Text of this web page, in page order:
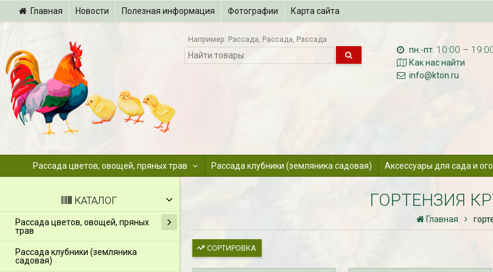
Главная Новости Полезная информация Фотографии Карта сайта
Например: Рассада Рассада Рассада
пн.-пт. 10:00 –
Как нас найти
info@kton.ru
Рассада цветов, овощей, пряных трав Рассада клубники (земляника садовая) Аксессуары для сада и
КАТАЛОГ
Рассада цветов, овощей, пряных
трав
Рассада клубники (земляника
садовая)
ГОРТЕНЗИЯ
Главная
СОРТИРОВКА